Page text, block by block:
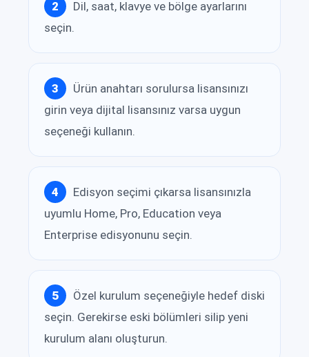
Dil, saat, klavye ve bölge ayarlarını
seçin.
Ürün anahtarı sorulursa lisansınızı
girin veya dijital lisansınız varsa uygun
seçeneği kullanın.
Edisyon seçimi çıkarsa lisansınızla
uyumlu Home, Pro, Education veya
Enterprise edisyonunu seçin.
Özel kurulum seçeneğiyle hedef diski
seçin. Gerekirse eski bölümleri silip yeni
kurulum alanı oluşturun.